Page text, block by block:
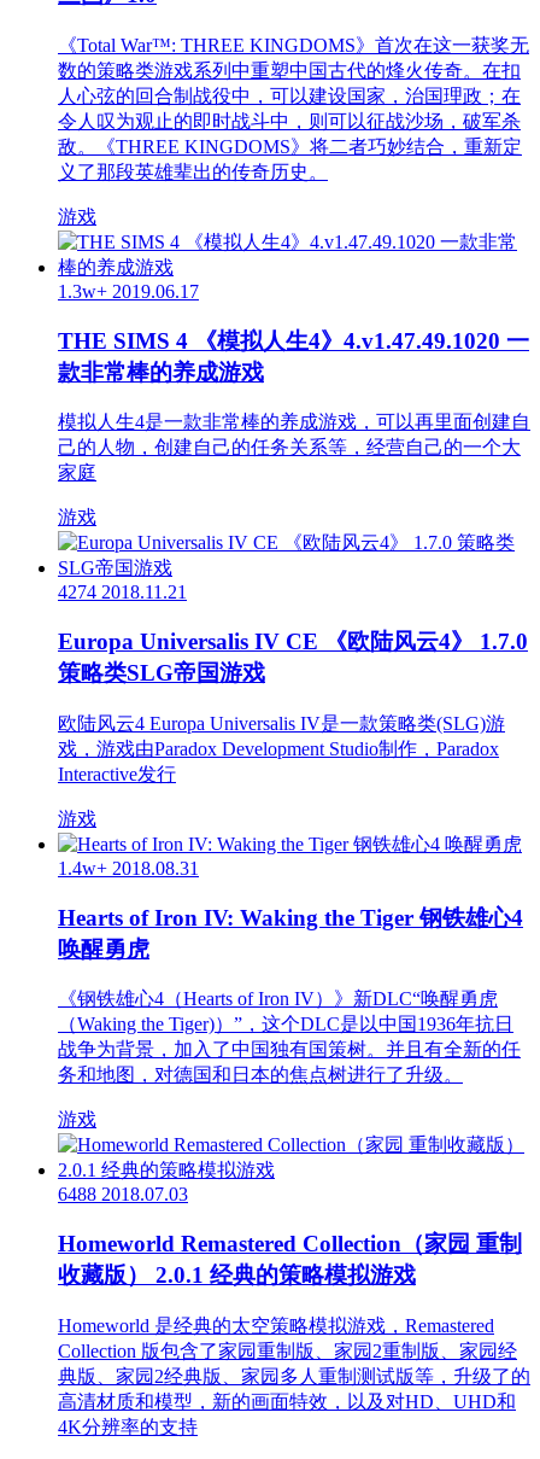
《Total War™: THREE KINGDOMS》首次在这一获奖无
数的策略类游戏系列中重塑中国古代的烽火传奇。在扣
人心弦的回合制战役中，可以建设国家，治国理政；在
令人叹为观止的即时战斗中，则可以征战沙场，破军杀
敌。《THREE KINGDOMS》将二者巧妙结合，重新定
义了那段英雄辈出的传奇历史。
游戏
1.3w+ 2019.06.17
THE SIMS 4 《模拟人生4》4.v1.47.49.1020 一
款非常棒的养成游戏
模拟人生4是一款非常棒的养成游戏，可以再里面创建自
己的人物，创建自己的任务关系等，经营自己的一个大
家庭
游戏
4274 2018.11.21
Europa Universalis IV CE 《欧陆风云4》 1.7.0
策略类SLG帝国游戏
欧陆风云4 Europa Universalis IV是一款策略类(SLG)游
戏，游戏由Paradox Development Studio制作，Paradox
Interactive发行
游戏
1.4w+ 2018.08.31
Hearts of Iron IV: Waking the Tiger 钢铁雄心4
唤醒勇虎
《钢铁雄心4（Hearts of Iron IV）》新DLC“唤醒勇虎
（Waking the Tiger)）”，这个DLC是以中国1936年抗日
战争为背景，加入了中国独有国策树。并且有全新的任
务和地图，对德国和日本的焦点树进行了升级。
游戏
6488 2018.07.03
Homeworld Remastered Collection（家园 重制
收藏版） 2.0.1 经典的策略模拟游戏
Homeworld 是经典的太空策略模拟游戏，Remastered
Collection 版包含了家园重制版、家园2重制版、家园经
典版、家园2经典版、家园多人重制测试版等，升级了的
高清材质和模型，新的画面特效，以及对HD、UHD和
4K分辨率的支持